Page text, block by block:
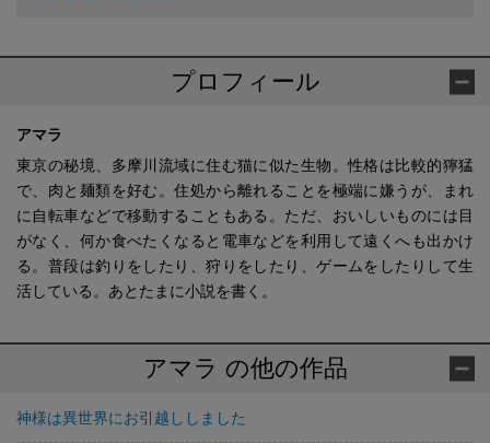
プロフィール
アマラ
東京の秘境、多摩川流域に住む猫に似た生物。性格は比較的獰猛
で、肉と麺類を好む。住処から離れることを極端に嫌うが、まれ
に自転車などで移動することもある。ただ、おいしいものには目
がなく、何か食べたくなると電車などを利用して遠くへも出かけ
る。普段は釣りをしたり、狩りをしたり、ゲームをしたりして生
活している。あとたまに小説を書く。
アマラ の他の作品
神様は異世界にお引越ししました